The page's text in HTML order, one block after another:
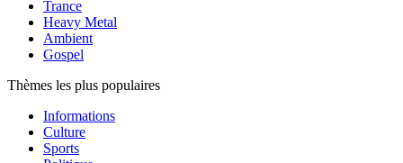
Trance
Heavy Metal
Ambient
Gospel
Thèmes les plus populaires
Informations
Culture
Sports